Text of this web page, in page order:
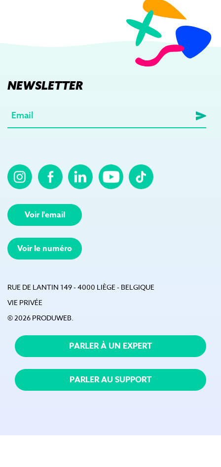
NEWSLETTER
Voir l'email
Voir le numéro
RUE DE LANTIN 149 - 4000 LIÈGE - BELGIQUE
VIE PRIVÉE
© 2026 PRODUWEB.
PARLER À UN EXPERT
PARLER AU SUPPORT